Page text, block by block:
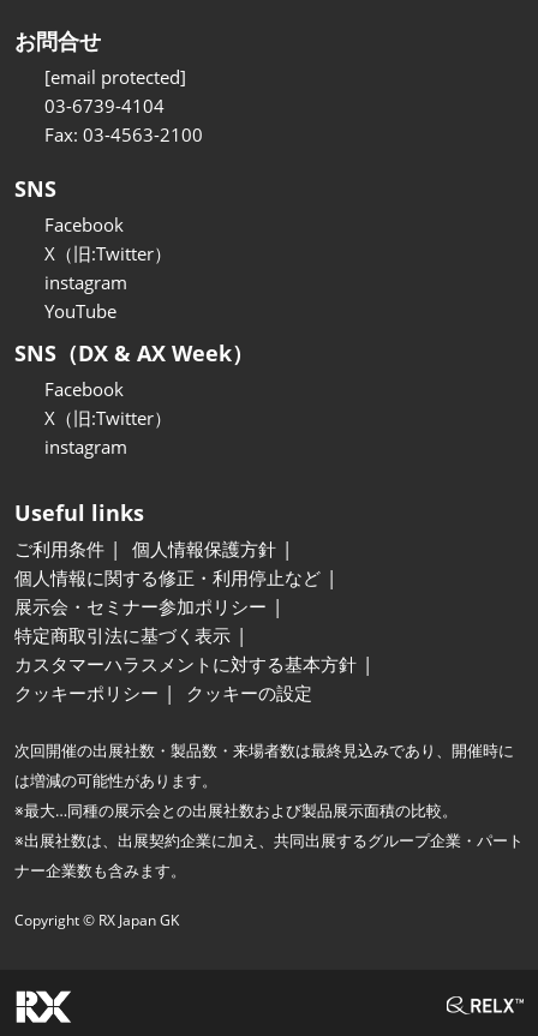
お問合せ
[email protected]
03-6739-4104
Fax: 03-4563-2100
SNS
Facebook
X（旧:Twitter）
instagram
YouTube
SNS（DX & AX Week）
Facebook
X（旧:Twitter）
instagram
Useful links
ご利用条件
個人情報保護方針
個人情報に関する修正・利用停止など
展示会・セミナー参加ポリシー
特定商取引法に基づく表示
カスタマーハラスメントに対する基本方針
クッキーポリシー
クッキーの設定
次回開催の出展社数・製品数・来場者数は最終見込みであり、開催時に
は増減の可能性があります。
※最大…同種の展示会との出展社数および製品展示面積の比較。
※出展社数は、出展契約企業に加え、共同出展するグループ企業・パート
ナー企業数も含みます。
Copyright © RX Japan GK